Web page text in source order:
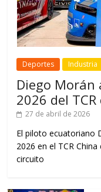
Deportes Industria
Diego
2026 del
27 de abril de 2026
El piloto ecuatoriano
2026 en el TCR
circuito